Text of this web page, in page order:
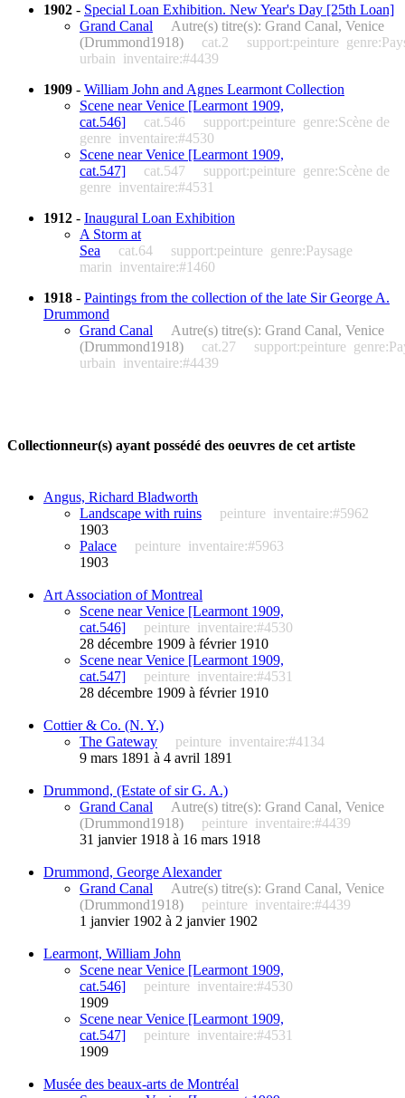
1902 - Special Loan Exhibition. New Year's Day [25th Loan]
Grand Canal
Autre(s) titre(s): Grand Canal, Venice
(Drummond1918)
cat.2 support:peinture
urbain inventaire:#4439
1909 - William John and Agnes Learmont Collection
Scene near Venice [Learmont 1909,
cat.546]
cat.546 support:peinture genre:Scène de
genre inventaire:#4530
Scene near Venice [Learmont 1909,
cat.547]
cat.547 support:peinture genre:Scène de
genre inventaire:#4531
1912 - Inaugural Loan Exhibition
A Storm at
Sea
cat.64 support:peinture genre:Paysage
marin inventaire:#1460
1918 - Paintings from the collection of the late Sir George A.
Drummond
Grand Canal
Autre(s) titre(s): Grand Canal, Venice
(Drummond1918)
cat.27 support:peinture
urbain inventaire:#4439
Collectionneur(s) ayant possédé des oeuvres de cet artiste
Angus, Richard Bladworth
Landscape with ruins
peinture inventaire:#5962
1903
Palace
peinture inventaire:#5963
1903
Art Association of Montreal
Scene near Venice [Learmont 1909,
cat.546]
peinture inventaire:#4530
28 décembre 1909 à février 1910
Scene near Venice [Learmont 1909,
cat.547]
peinture inventaire:#4531
28 décembre 1909 à février 1910
Cottier & Co. (N. Y.)
The Gateway
peinture inventaire:#4134
9 mars 1891 à 4 avril 1891
Drummond, (Estate of sir G. A.)
Grand Canal
Autre(s) titre(s): Grand Canal, Venice
(Drummond1918)
peinture inventaire:#4439
31 janvier 1918 à 16 mars 1918
Drummond, George Alexander
Grand Canal
Autre(s) titre(s): Grand Canal, Venice
(Drummond1918)
peinture inventaire:#4439
1 janvier 1902 à 2 janvier 1902
Learmont, William John
Scene near Venice [Learmont 1909,
cat.546]
peinture inventaire:#4530
1909
Scene near Venice [Learmont 1909,
cat.547]
peinture inventaire:#4531
1909
Musée des beaux-arts de Montréal